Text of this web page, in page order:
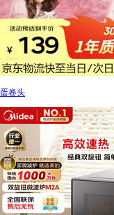
蛋卷头